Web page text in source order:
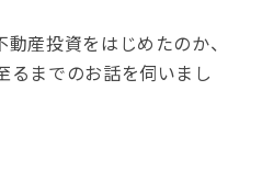
産投資をはじめたのか、
るまでのお話を伺いまし